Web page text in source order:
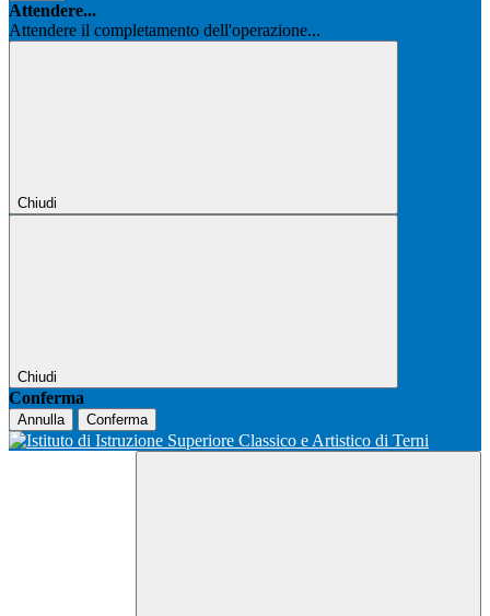
Attendere...
Attendere il completamento dell'operazione...
Chiudi
Chiudi
Conferma
Annulla Conferma